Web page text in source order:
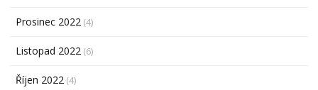
Prosinec 2022 (4)
Listopad 2022 (6)
Říjen 2022 (4)